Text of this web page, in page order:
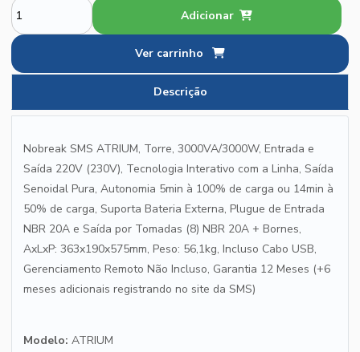
Adicionar
Ver carrinho
Descrição
Nobreak SMS ATRIUM, Torre, 3000VA/3000W, Entrada e
Saída 220V (230V), Tecnologia Interativo com a Linha, Saída
Senoidal Pura, Autonomia 5min à 100% de carga ou 14min à
50% de carga, Suporta Bateria Externa, Plugue de Entrada
NBR 20A e Saída por Tomadas (8) NBR 20A + Bornes,
AxLxP: 363x190x575mm, Peso: 56,1kg, Incluso Cabo USB,
Gerenciamento Remoto Não Incluso, Garantia 12 Meses (+6
meses adicionais registrando no site da SMS)
Modelo: ATRIUM